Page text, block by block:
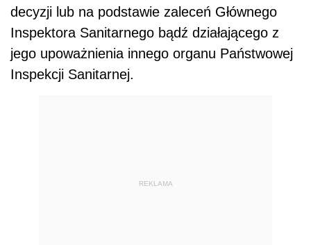
decyzji lub na podstawie zaleceń Głównego
Inspektora Sanitarnego bądź działającego z
jego upoważnienia innego organu Państwowej
Inspekcji Sanitarnej.
REKLAMA